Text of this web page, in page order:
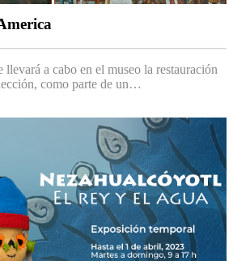
a cabo en el museo la restauración
como parte de un…